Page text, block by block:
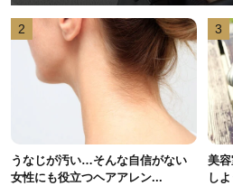
2
うなじが汚い…そんな自信がない
女性にも役立つヘアアレン...
3
美
し